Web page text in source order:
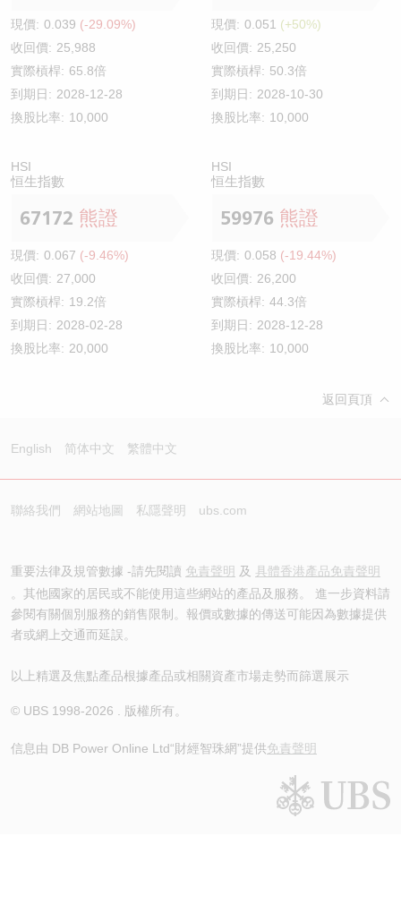
現價: 0.039 (-29.09%)
收回價: 25,988
實際槓桿: 65.8倍
到期日: 2028-12-28
換股比率: 10,000
現價: 0.051 (+50%)
收回價: 25,250
實際槓桿: 50.3倍
到期日: 2028-10-30
換股比率: 10,000
HSI
恒生指數
67172 熊證
現價: 0.067 (-9.46%)
收回價: 27,000
實際槓桿: 19.2倍
到期日: 2028-02-28
換股比率: 20,000
HSI
恒生指數
59976 熊證
現價: 0.058 (-19.44%)
收回價: 26,200
實際槓桿: 44.3倍
到期日: 2028-12-28
換股比率: 10,000
返回頁頂
English 简体中文 繁體中文
聯絡我們 網站地圖 私隱聲明 ubs.com
重要法律及規管數據 -請先閱讀 免責聲明 及 具體香港產品免責聲明
。其他國家的居民或不能使用這些網站的產品及服務。 進一步資料請
參閱有關個別服務的銷售限制。報價或數據的傳送可能因為數據提供
者或網上交通而延誤。
以上精選及焦點產品根據產品或相關資產市場走勢而篩選展示
© UBS 1998-2026 . 版權所有。
信息由 DB Power Online Ltd“財經智珠網”提供免責聲明